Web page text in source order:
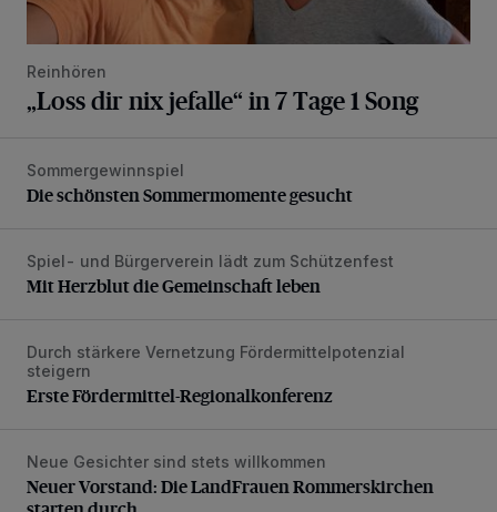
Reinhören
„Loss dir nix jefalle“ in 7 Tage 1 Song
Die schönsten Sommermomente gesucht
Sommergewinnspiel
Die schönsten Sommermomente gesucht
Mit Herzblut die Gemeinschaft leben
Spiel- und Bürgerverein lädt zum Schützenfest
Mit Herzblut die Gemeinschaft leben
Erste Fördermittel-Regionalkonferenz
Durch stärkere Vernetzung Fördermittelpotenzial
steigern
Erste Fördermittel-Regionalkonferenz
Neuer Vorstand: Die LandFrauen Rommerskirchen starten
Neue Gesichter sind stets willkommen
Neuer Vorstand: Die LandFrauen Rommerskirchen